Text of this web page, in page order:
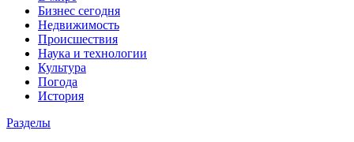
Бизнес сегодня
Недвижимость
Происшествия
Наука и технологии
Культура
Погода
История
Разделы